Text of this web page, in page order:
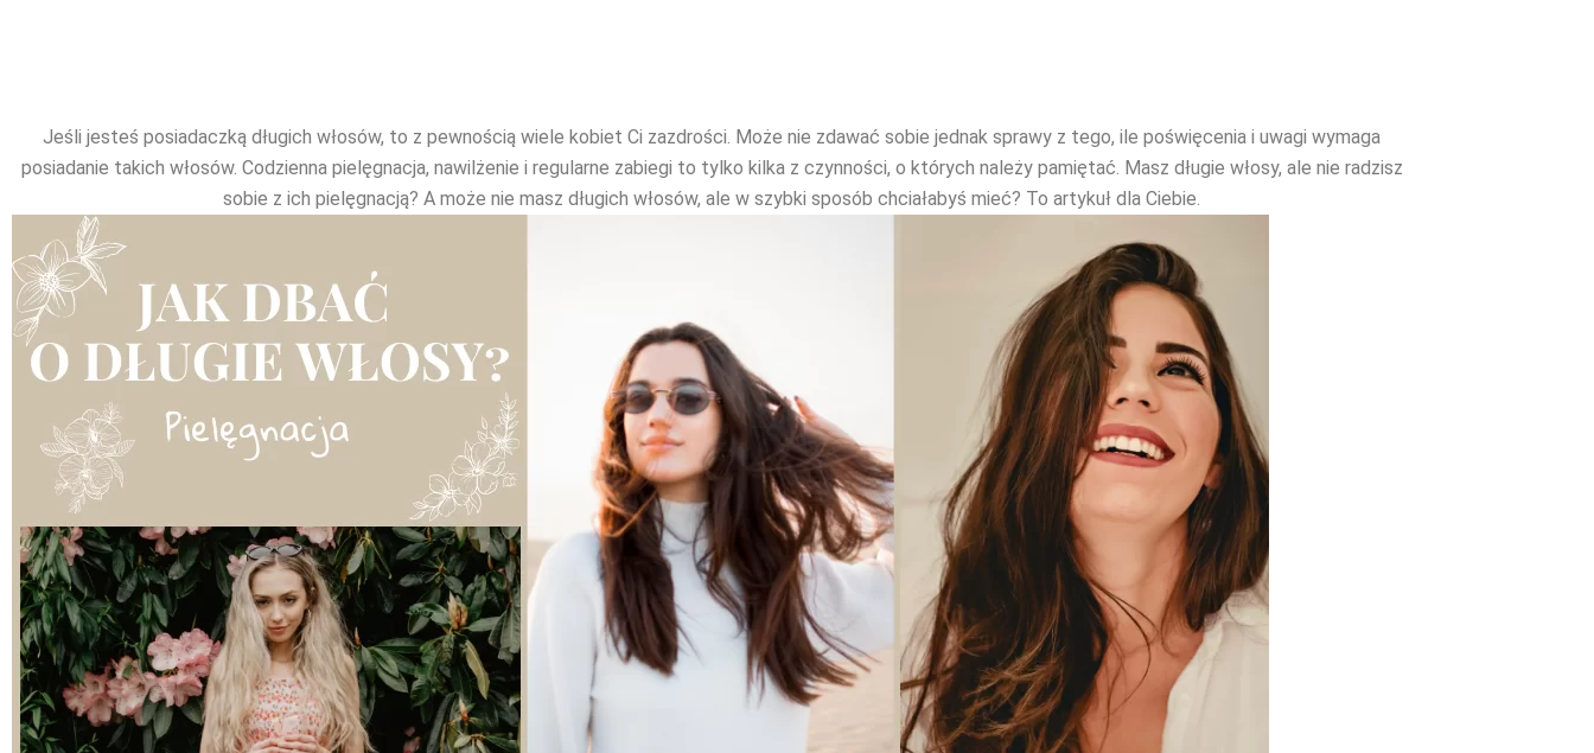
Jeśli jesteś posiadaczką długich włosów, to z pewnością wiele kobiet Ci zazdrości. Może nie zdawać sobie jednak sprawy z tego, ile poświęcenia i uwagi wymaga
posiadanie takich włosów. Codzienna pielęgnacja, nawilżenie i regularne zabiegi to tylko kilka z czynności, o których należy pamiętać. Masz długie włosy, ale nie radzisz
sobie z ich pielęgnacją? A może nie masz długich włosów, ale w szybki sposób chciałabyś mieć? To artykuł dla Ciebie.